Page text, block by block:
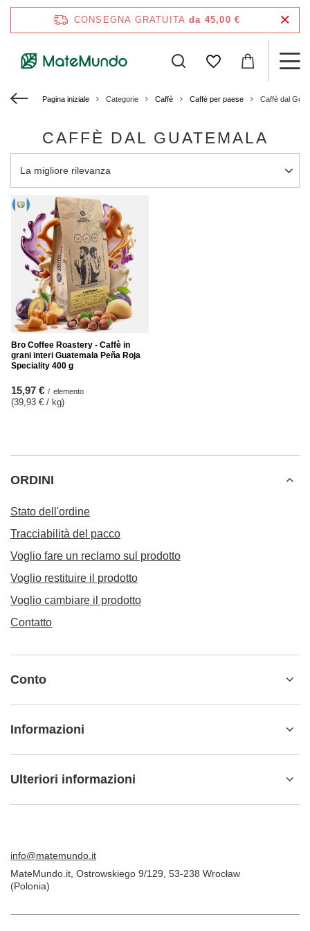
CONSEGNA GRATUITA da 45,00 €
Pagina iniziale Categorie Caffè Caffè per paese Caffè dal
CAFFÈ DAL GUATEMALA
Modifica ordinamento
La migliore rilevanza
Bro Coffee Roastery - Caffè in
grani interi Guatemala Peña Roja
Speciality 400 g
15,97 € / elemento
(39,93 € / kg)
ORDINI
Stato dell'ordine
Tracciabilità del pacco
Voglio fare un reclamo sul prodotto
Voglio restituire il prodotto
Voglio cambiare il prodotto
Contatto
Conto
Informazioni
Ulteriori informazioni
info@matemundo.it
MateMundo.it Ostrowskiego 9/129 53-238 Wrocław
(Polonia)